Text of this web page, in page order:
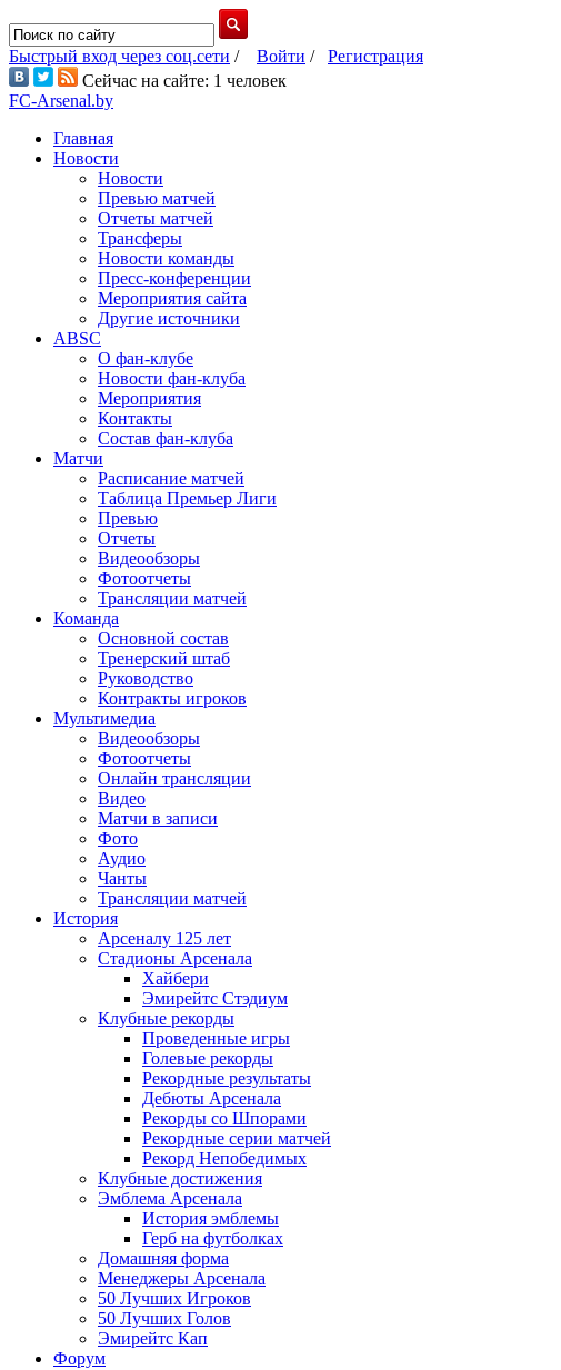
Быстрый вход через соц.сети / Войти / Регистрация
Сейчас на сайте: 1 человек
FC-Arsenal.by
Главная
Новости
Новости
Превью матчей
Отчеты матчей
Трансферы
Новости команды
Пресс-конференции
Мероприятия сайта
Другие источники
ABSC
О фан-клубе
Новости фан-клуба
Мероприятия
Контакты
Состав фан-клуба
Матчи
Расписание матчей
Таблица Премьер Лиги
Превью
Отчеты
Видеообзоры
Фотоотчеты
Трансляции матчей
Команда
Основной состав
Тренерский штаб
Руководство
Контракты игроков
Мультимедиа
Видеообзоры
Фотоотчеты
Онлайн трансляции
Видео
Матчи в записи
Фото
Аудио
Чанты
Трансляции матчей
История
Арсеналу 125 лет
Стадионы Арсенала
Хайбери
Эмирейтс Стэдиум
Клубные рекорды
Проведенные игры
Голевые рекорды
Рекордные результаты
Дебюты Арсенала
Рекорды со Шпорами
Рекордные серии матчей
Рекорд Непобедимых
Клубные достижения
Эмблема Арсенала
История эмблемы
Герб на футболках
Домашняя форма
Менеджеры Арсенала
50 Лучших Игроков
50 Лучших Голов
Эмирейтс Кап
Форум